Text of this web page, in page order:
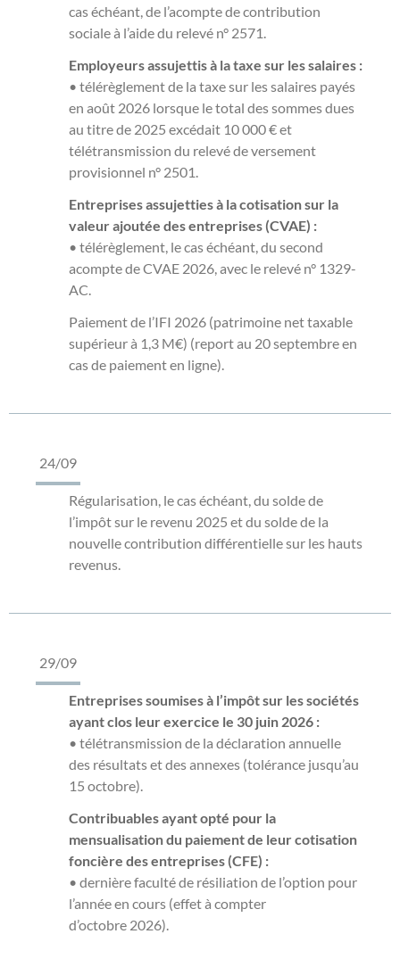
cas échéant, de l’acompte de contribution
sociale à l’aide du relevé n° 2571.
Employeurs assujettis à la taxe sur les salaires :
• télérèglement de la taxe sur les salaires payés
en août 2026 lorsque le total des sommes dues
au titre de 2025 excédait 10 000 € et
télétransmission du relevé de versement
provisionnel n° 2501.
Entreprises assujetties à la cotisation sur la
valeur ajoutée des entreprises (CVAE) :
• télérèglement, le cas échéant, du second
acompte de CVAE 2026, avec le relevé n° 1329-
AC.
Paiement de l’IFI 2026 (patrimoine net taxable
supérieur à 1,3 M€) (report au 20 septembre en
cas de paiement en ligne).
24/09
Régularisation, le cas échéant, du solde de
l’impôt sur le revenu 2025 et du solde de la
nouvelle contribution différentielle sur les hauts
revenus.
29/09
Entreprises soumises à l’impôt sur les sociétés
ayant clos leur exercice le 30 juin 2026 :
• télétransmission de la déclaration annuelle
des résultats et des annexes (tolérance jusqu’au
15 octobre).
Contribuables ayant opté pour la
mensualisation du paiement de leur cotisation
foncière des entreprises (CFE) :
• dernière faculté de résiliation de l’option pour
l’année en cours (effet à compter
d’octobre 2026).